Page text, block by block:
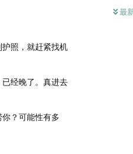
最
照，就赶紧找机
经晚了。真进去
？可能性有多